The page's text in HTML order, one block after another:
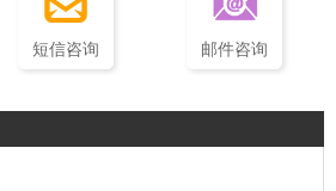
短信咨询 邮件咨询